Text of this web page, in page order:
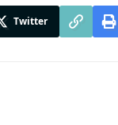
Twitter